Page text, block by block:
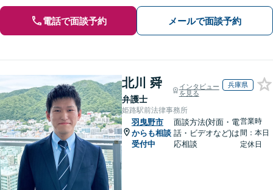
電話で面談予約 メールで面談予約
北川 舜
弁護士
インタビュー
を見る
兵庫県
姫路駅前法律事務所
羽曳野市
からも相談
受付中
面談方法(対面・電
話・ビデオなど)は
応相談
営業時
間：本日
定休日